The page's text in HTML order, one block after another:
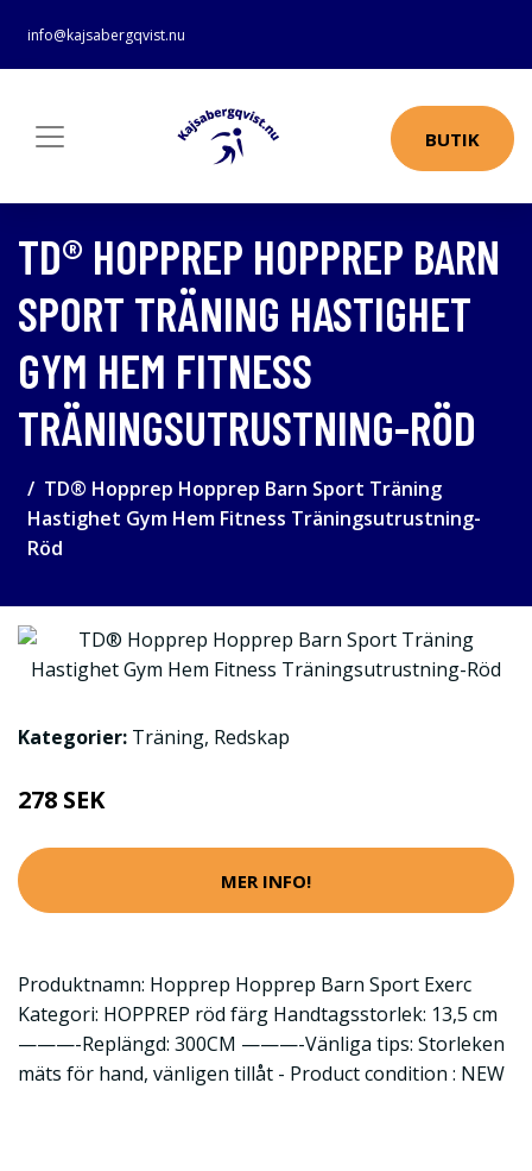
info@kajsabergqvist.nu
BUTIK
TD® HOPPREP HOPPREP BARN
SPORT TRÄNING HASTIGHET
GYM HEM FITNESS
TRÄNINGSUTRUSTNING-RÖD
TD® Hopprep Hopprep Barn Sport Träning
Hastighet Gym Hem Fitness Träningsutrustning-
Röd
Kategorier: Träning, Redskap
278 SEK
MER INFO!
Produktnamn: Hopprep Hopprep Barn Sport Exerc
Kategori: HOPPREP röd färg Handtagsstorlek: 13,5 cm
———-Replängd: 300CM ———-Vänliga tips: Storleken
mäts för hand, vänligen tillåt - Product condition : NEW